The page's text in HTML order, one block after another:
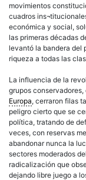
movimientos
cuadros
económica y social,
las primeras décadas
levantó la bandera del
riqueza a todas las
La influencia de la
grupos conservadores,
Europa, cerraron filas
peligro cierto que se
política, tratando de
veces, con reservas
abandonar nunca la
sectores moderados
radicalización que
dejando libre juego a